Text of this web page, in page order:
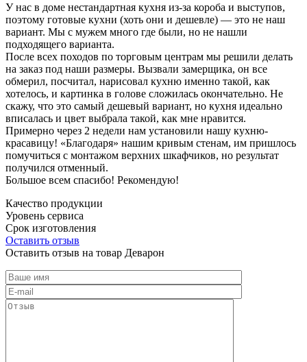
У нас в доме нестандартная кухня из-за короба и выступов,
поэтому готовые кухни (хоть они и дешевле) — это не наш
вариант. Мы с мужем много где были, но не нашли
подходящего варианта.
После всех походов по торговым центрам мы решили делать
на заказ под наши размеры. Вызвали замерщика, он все
обмерил, посчитал, нарисовал кухню именно такой, как
хотелось, и картинка в голове сложилась окончательно. Не
скажу, что это самый дешевый вариант, но кухня идеально
вписалась и цвет выбрала такой, как мне нравится.
Примерно через 2 недели нам установили нашу кухню-
красавицу! «Благодаря» нашим кривым стенам, им пришлось
помучиться с монтажом верхних шкафчиков, но результат
получился отменный.
Большое всем спасибо! Рекомендую!
Качество продукции
Уровень сервиса
Срок изготовления
Оставить отзыв
Оставить отзыв на товар Деварон